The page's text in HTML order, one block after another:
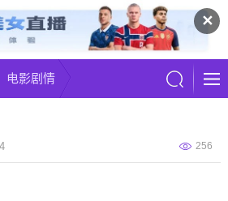
✕
电影剧情
256